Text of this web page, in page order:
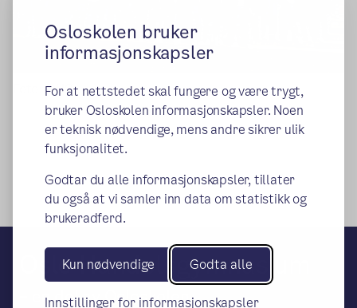
Osloskolen bruker
informasjonskapsler
For at nettstedet skal fungere og være trygt,
bruker Osloskolen informasjonskapsler. Noen
er teknisk nødvendige, mens andre sikrer ulik
funksjonalitet.
Godtar du alle informasjonskapsler, tillater
du også at vi samler inn data om statistikk og
brukeradferd.
Kun nødvendige Godta alle
Innstillinger for informasjonskapsler
Foto: OHG
Oslo Handelsgymnasium
– en del av Osloskolen